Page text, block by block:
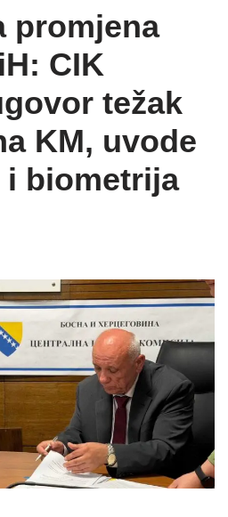
promjena
CIK
težak
KM, uvode
i biometrija